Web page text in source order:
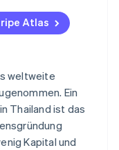
Vorschriften
Atlas
weltweite
Ein
Thailand ist das
Kapital und